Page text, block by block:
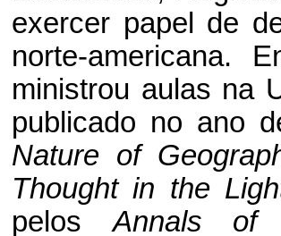
exercer papel de
norte-americana.
ministrou aulas na
publicado no ano
Nature of
Thought in the
pelosAnnals of